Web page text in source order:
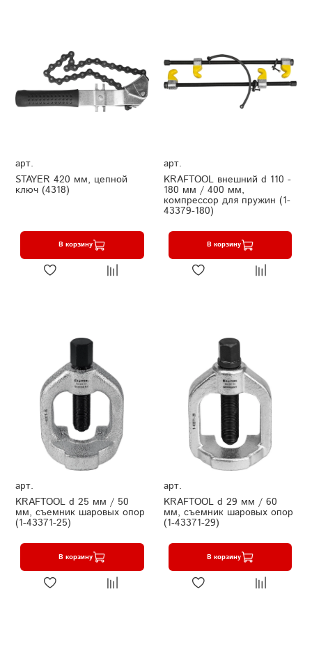
арт.
STAYER 420 мм, цепной
ключ (4318)
В корзину
арт.
KRAFTOOL внешний d 110 -
180 мм / 400 мм,
компрессор для пружин (1-
43379-180)
В корзину
арт.
KRAFTOOL d 25 мм / 50
мм, съемник шаровых опор
(1-43371-25)
В корзину
арт.
KRAFTOOL d 29 мм / 60
мм, съемник шаровых опор
(1-43371-29)
В корзину